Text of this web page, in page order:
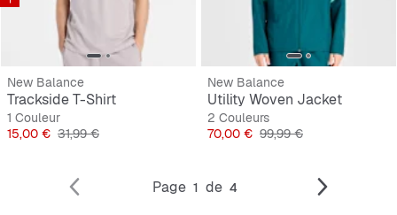
New Balance
Trackside T-Shirt
1 Couleur
Prix
15,00 € Prix original
31,99 €
New Balance
Utility Woven Jacket
2 Couleurs
Prix
70,00 € Prix original
99,99 €
Page 1 de 4